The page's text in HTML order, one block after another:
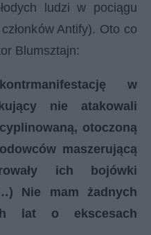
ludzi w pociągu
Antify). Oto co
Blumsztajn:
w
nie atakowali
otoczoną
maszerującą
ich bojówki
Nie mam żadnych
lat o ekscesach